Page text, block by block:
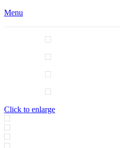
Menu
Click to enlarge